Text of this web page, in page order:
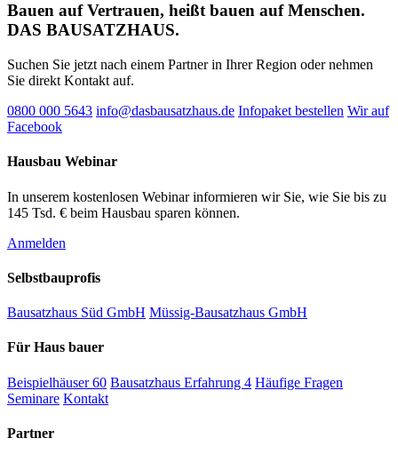
Bauen auf Vertrauen, heißt bauen auf Menschen.
DAS BAUSATZHAUS.
Suchen Sie jetzt nach einem Partner in Ihrer Region oder nehmen
Sie direkt Kontakt auf.
0800 000 5643 info@dasbausatzhaus.de Infopaket bestellen Wir auf
Facebook
Hausbau Webinar
In unserem kostenlosen Webinar informieren wir Sie, wie Sie bis zu
145 Tsd. € beim Hausbau sparen können.
Anmelden
Selbstbauprofis
Bausatzhaus Süd GmbH Müssig-Bausatzhaus GmbH
Für Haus bauer
Beispielhäuser60 Bausatzhaus Erfahrung 4 Häufige Fragen
Seminare Kontakt
Partner